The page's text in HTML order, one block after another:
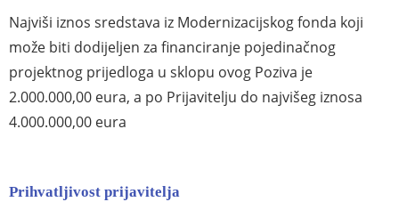
Najviši iznos sredstava iz Modernizacijskogfonda koji
može biti dodijeljen za financiranje pojedinačnog
projektnog prijedloga u sklopu ovog Poziva je
2.000.000,00 eura, a po Prijavitelju do najvišeg iznosa
4.000.000,00 eura
Prihvatljivost prijavitelja